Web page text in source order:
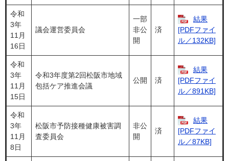
令和
3年
11月
16日
議会運営委員会
一部
非公
開
済
結果
[PDFファイ
ル／132KB]
令和
3年
11月
15日
令和3年度第2回松阪市地域
包括ケア推進会議
公開 済
結果
[PDFファイ
ル／891KB]
令和
3年
11月
8日
松阪市予防接種健康被害調
査委員会
非公
開
済
結果
[PDFファイ
ル／87KB]